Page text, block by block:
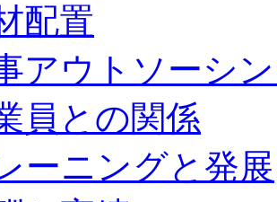
配置
アウトソーシ
員との関係
ーニングと発展